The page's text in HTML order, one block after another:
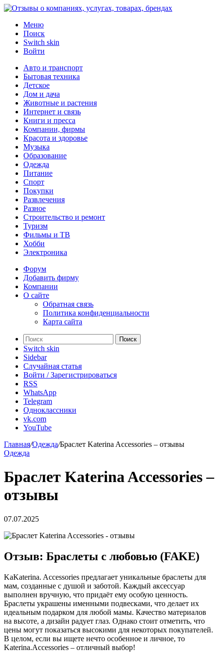
Меню
Поиск
Switch skin
Войти
Авто и транспорт
Бытовая техника
Детское
Дом и дача
Животные и растения
Интернет и связь
Книги и пресса
Компании, фирмы
Красота и здоровье
Музыка
Образование
Одежда
Питание
Спорт
Покупки
Развлечения
Разное
Строительство и ремонт
Туризм
Фильмы и ТВ
Хобби
Электроника
Форум
Добавить фирму
Компании
О сайте
Обратная связь
Политика конфиденциальности
Карта сайта
Поиск
Switch skin
Sidebar
Случайная статья
Войти / Зарегистрироваться
RSS
WhatsApp
Telegram
Одноклассники
vk.com
YouTube
Главная/Одежда/Браслет Katerina Accessories – отзывы
Одежда
Браслет Katerina Accessories –
отзывы
07.07.2025
Отзыв: Браслеты с любовью (FAKE)
KaKaterina. Accessories предлагает уникальные браслеты для
мам, созданные с душой и заботой. Каждый аксессуар
выполнен вручную, что придаёт ему особую ценность.
Браслеты украшены именными подвесками, что делает их
идеальным подарком для любой мамы. Качество материалов
на высоте, а дизайн радует глаз. Однако стоит отметить, что
цены могут показаться высокими для некоторых покупателей.
В целом, если вы ищете нечто особенное и личное, то
Katerina.Accessories – отличный выбор!